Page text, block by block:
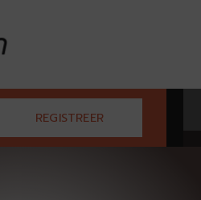
REGISTREER